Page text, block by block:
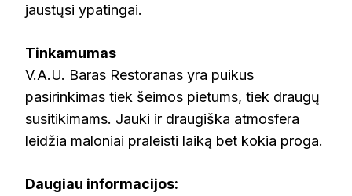
jaustųsi ypatingai.
Tinkamumas
V.A.U. Baras Restoranas yra puikus
pasirinkimas tiek šeimos pietums, tiek draugų
susitikimams. Jauki ir draugiška atmosfera
leidžia maloniai praleisti laiką bet kokia proga.
Daugiau informacijos: